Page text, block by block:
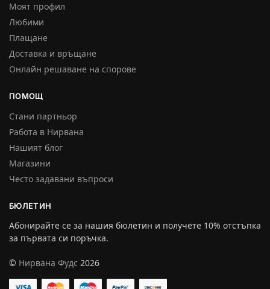
Моят профил
Любими
Плащане
Доставка и връщане
Онлайн решаване на спорове
ПОМОЩ
Стани партньор
Работа в Нирвана
Нашият блог
Магазини
Често задавани въпроси
БЮЛЕТИН
Абонирайте се за нашия бюлетин и получете 10% отстъпка
за първата си поръчка.
© Нирвана Фудс 2026